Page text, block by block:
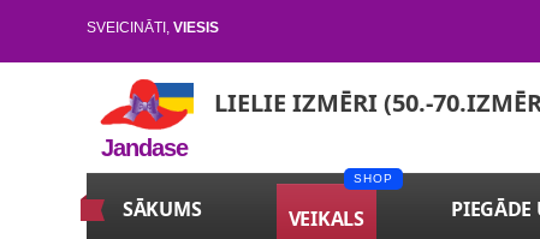
SVEICINĀTI , VIESIS
Jandase
LIELIE IZMĒRI (50.-
SĀKUMS VEIKALS